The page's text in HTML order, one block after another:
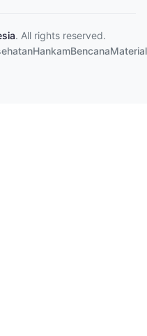
. All rights reserved.
HankamBencanaMaterial